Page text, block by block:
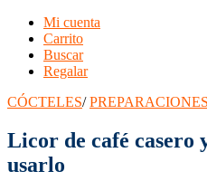
Mi cuenta
Carrito
Buscar
Regalar
CÓCTELES/
Licor de café casero
usarlo